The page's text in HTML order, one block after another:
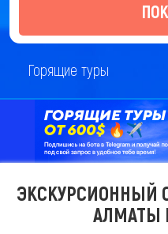
Горящие туры
ЭКСКУРСИОННЫЙ
АЛМАТЫ